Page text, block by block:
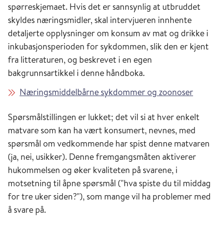
spørreskjemaet. Hvis det er sannsynlig at utbruddet
skyldes næringsmidler, skal intervjueren innhente
detaljerte opplysninger om konsum av mat og drikke i
inkubasjonsperioden for sykdommen, slik den er kjent
fra litteraturen, og beskrevet i en egen
bakgrunnsartikkel i denne håndboka.
Næringsmiddelbårne sykdommer og zoonoser
Spørsmålstillingen er lukket; det vil si at hver enkelt
matvare som kan ha vært konsumert, nevnes, med
spørsmål om vedkommende har spist denne matvaren
(ja, nei, usikker). Denne fremgangsmåten aktiverer
hukommelsen og øker kvaliteten på svarene, i
motsetning til åpne spørsmål ("hva spiste du til middag
for tre uker siden?"), som mange vil ha problemer med
å svare på.